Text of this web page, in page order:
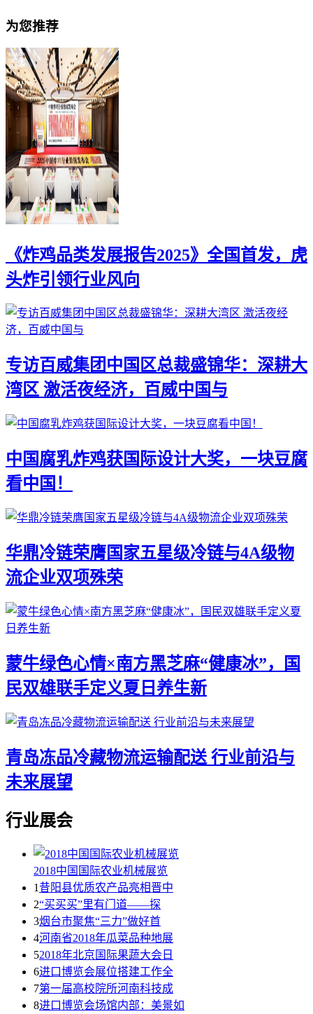
为您推荐
《炸鸡品类发展报告2025》全国首发，虎
头炸引领行业风向
专访百威集团中国区总裁盛锦华：深耕大
湾区 激活夜经济，百威中国与
中国腐乳炸鸡获国际设计大奖，一块豆腐
看中国！
华鼎冷链荣膺国家五星级冷链与4A级物
流企业双项殊荣
蒙牛绿色心情×南方黑芝麻“健康冰”，国
民双雄联手定义夏日养生新
青岛冻品冷藏物流运输配送 行业前沿与
未来展望
行业展会
2018中国国际农业机械展览
1昔阳县优质农产品亮相晋中
2“买买买”里有门道——探
3烟台市聚焦“三力”做好首
4河南省2018年瓜菜品种地展
52018年北京国际果蔬大会日
6进口博览会展位搭建工作全
7第一届高校院所河南科技成
8进口博览会场馆内部：美景如